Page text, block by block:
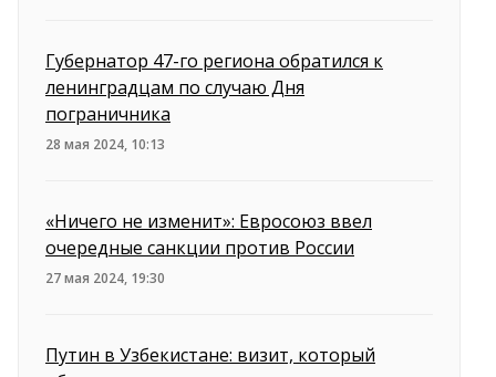
Губернатор 47-го региона обратился к
ленинградцам по случаю Дня
пограничника
28 мая 2024, 10:13
«Ничего не изменит»: Евросоюз ввел
очередные санкции против России
27 мая 2024, 19:30
Путин в Узбекистане: визит, который